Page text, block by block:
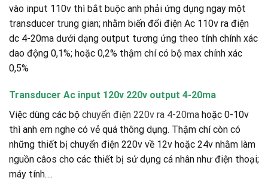
vào input 110v thì bắt buộc anh phải ứng dụng ngay một
transducer trung gian; nhằm biến đổi điện Ac 110v ra điện
dc 4-20ma dưới dạng output tương ứng theo tính chính xác
dao động 0,1%; hoặc 0,2% thậm chí có bộ max chính xác
0,5%
Transducer Ac input 120v 220v output 4-20ma
Việc dùng các bộ chuyển điện 220v ra 4-20ma hoặc 0-10v
thì anh em nghe có vẻ quá thông dụng. Thậm chí còn có
những thiết bị chuyển điện 220v về 12v hoặc 24v nhằm làm
nguồn câos cho các thiết bị sử dụng cá nhân như điện thoại;
máy tính….